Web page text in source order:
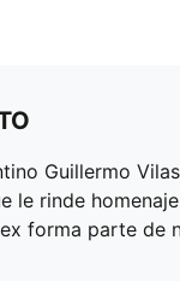
Guillermo
le rinde
forma parte de